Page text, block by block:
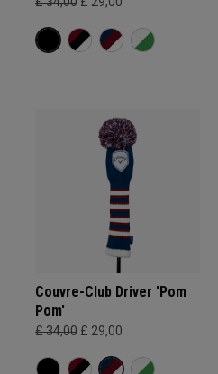
Couvre-Club Driver 'Pom
Pom'
£ 34,00 £ 29,00